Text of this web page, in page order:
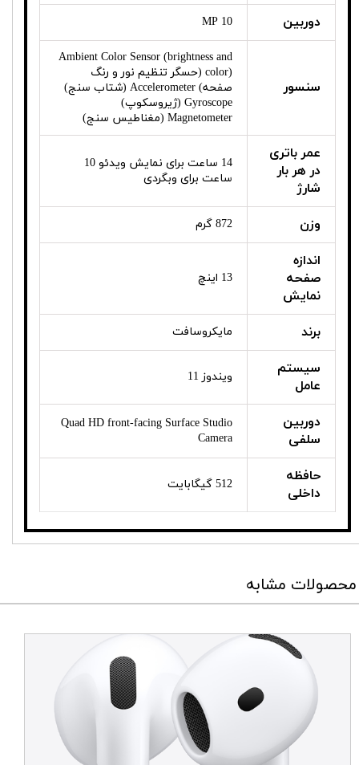
دوربین 10 MP
سنسور
Ambient Color Sensor (brightness and
color) (حسگر تنظیم نور و رنگ
صفحه) Accelerometer (شتاب سنج)
Gyroscope (ژیروسکوپ)
Magnetometer (مغناطیس سنج)
عمر باتری
در هر بار
شارژ
14 ساعت برای نمایش ویدئو 10
ساعت برای وبگردی
وزن 872 گرم
اندازه
صفحه
نمایش
13 اینچ
برند مایکروسافت
سیستم
عامل
ویندوز 11
دوربین
سلفی
Quad HD front-facing Surface Studio
Camera
حافظه
داخلی
512 گیگابایت
محصولات مشابه